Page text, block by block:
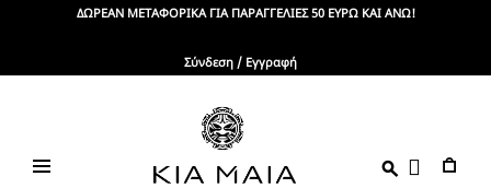
ΔΩΡΕΑΝ ΜΕΤΑΦΟΡΙΚΑ ΓΙΑ ΠΑΡΑΓΓΕΛΙΕΣ 50 ΕΥΡΩ ΚΑΙ ΑΝΩ!
Σύνδεση / Εγγραφή